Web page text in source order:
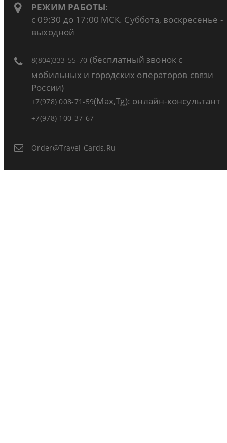
РЕЖИМ РАБОТЫ:
с 09:30 до 17:00 МСК. Суббота, воскресенье -
выходной
8(804)333-55-70 (бесплатный звонок с
мобильных и городских операторов связи
России)
+7(978) 008-71-59(Max,Tg): онлайн-консультант
+7(978) 100-37-67
Order@travel-Cards.ru